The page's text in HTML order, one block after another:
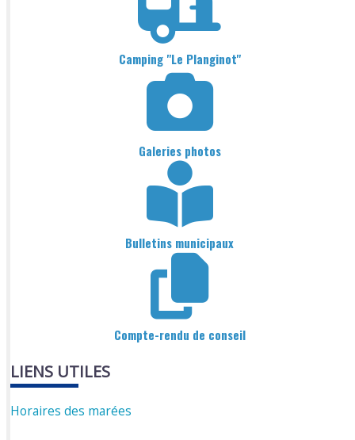
Camping "Le Planginot"
Galeries photos
Bulletins municipaux
Compte-rendu de conseil
LIENS UTILES
Horaires des marées